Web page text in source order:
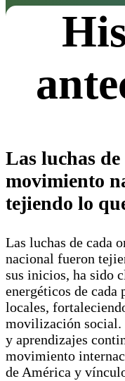
Las luchas
movimiento
tejiendo lo
Las luchas de cada
nacional fueron
sus inicios, ha sido
energéticos de cada
locales,
movilización social.
y aprendizajes
movimiento
de América y